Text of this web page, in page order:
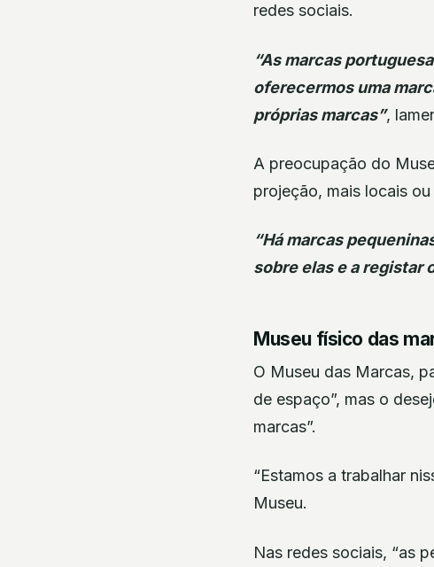
redes sociais.
“As marcas
oferecermos uma
próprias marcas”,
A preocupação do
projeção, mais locais
“Há marcas
sobre elas e a registar
Museu físico das
O Museu das Marcas,
de espaço”, mas o
marcas”.
“Estamos a trabalhar
Museu.
Nas redes sociais, “as